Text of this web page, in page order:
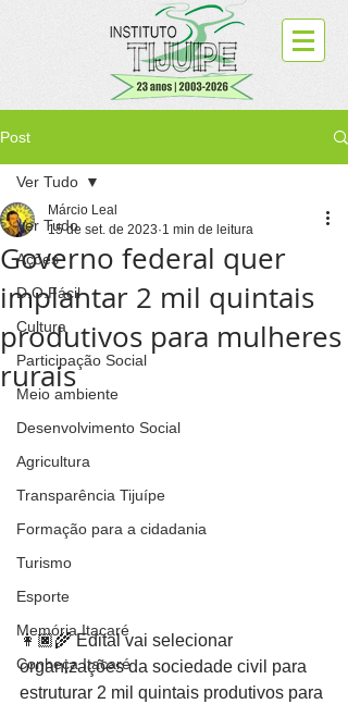
Post
Ver Tudo
Ações
D.O.Fácil
Cultura
Participação Social
Meio ambiente
Desenvolvimento Social
Agricultura
Transparência Tijuípe
Formação para a cidadania
Turismo
Esporte
Memória Itacaré
Conheça Itacaré
Ver Tudo
Governo federal quer
implantar 2 mil quintais
produtivos para mulheres
rurais
Márcio Leal
15 de set. de 2023 1 min de leitura
👩🏿‍🌾 Edital vai selecionar
organizações da sociedade civil para
estruturar 2 mil quintais produtivos para